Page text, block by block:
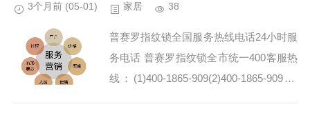
3个月前 (05-01) 家居 38
普赛罗指纹锁全国服务热线电话24小时服
务电话 普赛罗指纹锁全市统一400客服热
线：(1)400-1865-909(2)400-1865-909 普